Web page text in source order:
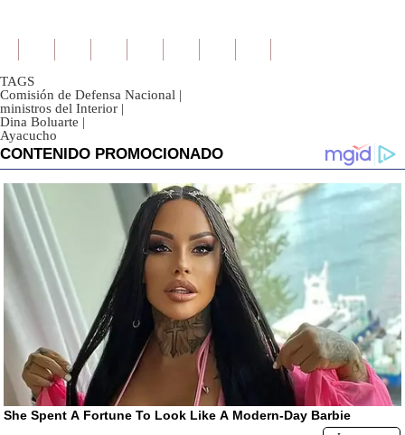
TAGS
Comisión de Defensa Nacional |
ministros del Interior |
Dina Boluarte |
Ayacucho